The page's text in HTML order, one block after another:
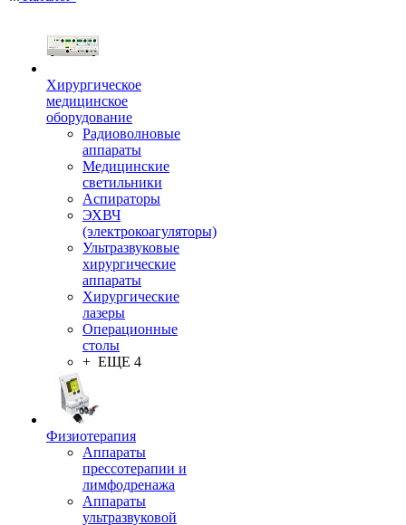
Хирургическое
медицинское
оборудование
Радиоволновые
аппараты
Медицинские
светильники
Аспираторы
ЭХВЧ
(электрокоагуляторы)
Ультразвуковые
хирургические
аппараты
Хирургические
лазеры
Операционные
столы
+ ЕЩЕ 4
Физиотерапия
Аппараты
прессотерапии и
лимфодренажа
Аппараты
ультразвуковой